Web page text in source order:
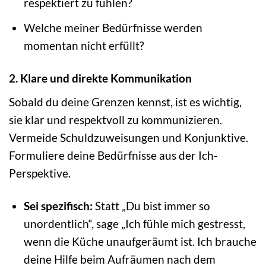
respektiert zu fühlen?
Welche meiner Bedürfnisse werden
momentan nicht erfüllt?
2. Klare und direkte Kommunikation
Sobald du deine Grenzen kennst, ist es wichtig,
sie klar und respektvoll zu kommunizieren.
Vermeide Schuldzuweisungen und Konjunktive.
Formuliere deine Bedürfnisse aus der Ich-
Perspektive.
Sei spezifisch: Statt „Du bist immer so
unordentlich“, sage „Ich fühle mich gestresst,
wenn die Küche unaufgeräumt ist. Ich brauche
deine Hilfe beim Aufräumen nach dem